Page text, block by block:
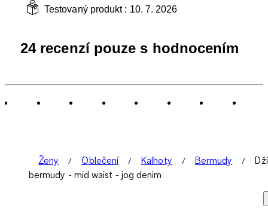
Testovaný produkt : 10. 7. 2026
24 recenzí pouze s hodnocením
Ženy Oblečení Kalhoty Bermudy
bermudy - mid waist - jog denim